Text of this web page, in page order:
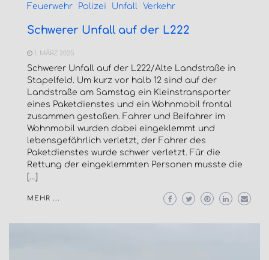
Feuerwehr Polizei Unfall Verkehr
Schwerer Unfall auf der L222
1. MÄRZ 2025
Schwerer Unfall auf der L222/Alte Landstraße in
Stapelfeld. Um kurz vor halb 12 sind auf der
Landstraße am Samstag ein Kleinstransporter
eines Paketdienstes und ein Wohnmobil frontal
zusammen gestoßen. Fahrer und Beifahrer im
Wohnmobil wurden dabei eingeklemmt und
lebensgefährlich verletzt, der Fahrer des
Paketdienstes wurde schwer verletzt. Für die
Rettung der eingeklemmten Personen musste die
[…]
MEHR ...